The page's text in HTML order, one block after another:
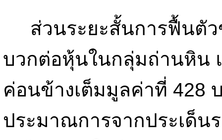
ส่วนระยะสั้นการฟื้นตัว
บวกต่อหุ้นในกลุ่มถ่านหิน
ค่อนข้างเต็มมูลค่าที่ 428
ประมาณการจากประเด็น